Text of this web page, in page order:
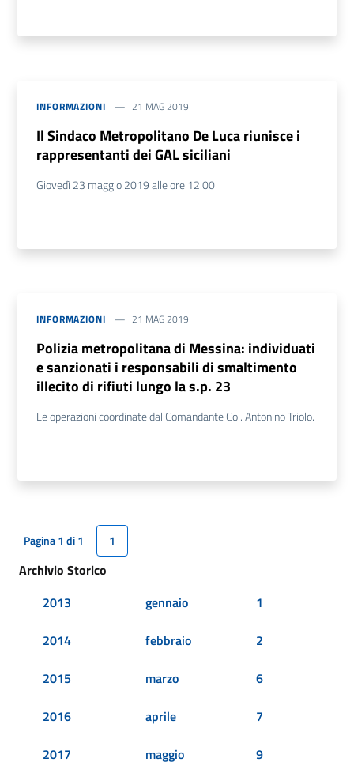
INFORMAZIONI 21 MAG 2019
Il Sindaco Metropolitano De Luca riunisce i
rappresentanti dei GAL siciliani
Giovedì 23 maggio 2019 alle ore 12.00
INFORMAZIONI 21 MAG 2019
Polizia metropolitana di Messina: individuati
e sanzionati i responsabili di smaltimento
illecito di rifiuti lungo la s.p. 23
Le operazioni coordinate dal Comandante Col. Antonino Triolo.
Pagina 1 di 1 1
Archivio Storico
2013
2014
2015
2016
2017
gennaio
febbraio
marzo
aprile
maggio
1
2
6
7
9